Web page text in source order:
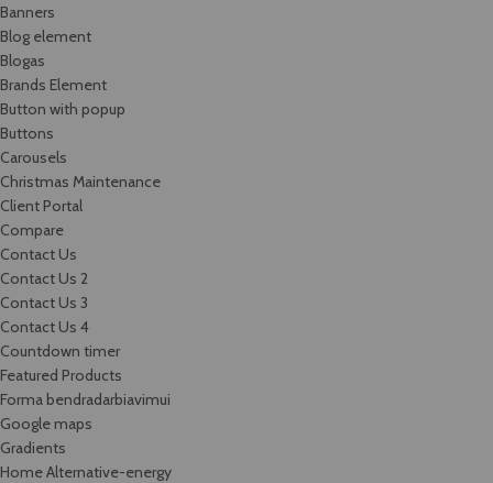
Banners
Blog element
Blogas
Brands Element
Button with popup
Buttons
Carousels
Christmas Maintenance
Client Portal
Compare
Contact Us
Contact Us 2
Contact Us 3
Contact Us 4
Countdown timer
Featured Products
Forma bendradarbiavimui
Google maps
Gradients
Home Alternative-energy